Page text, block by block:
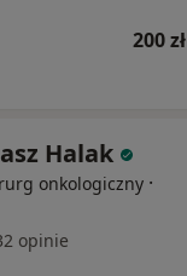
200 zł
Halak
onkologiczny ·
opinie